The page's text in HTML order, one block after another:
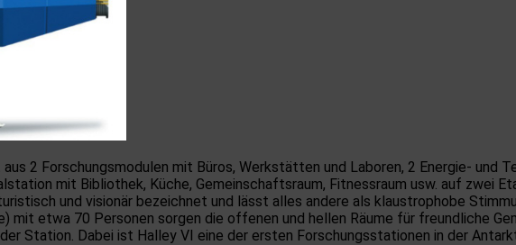
2 Forschungsmodulen mit Büros, Werkstätten und Laboren, 2 Energie- und
mit Bibliothek, Küche, Gemeinschaftsraum, Fitnessraum usw. auf zwei
und visionär bezeichnet und lässt alles andere als klaustrophobe
mit etwa 70 Personen sorgen die offenen und hellen Räume für freundliche
Station. Dabei ist Halley VI eine der ersten Forschungsstationen in der